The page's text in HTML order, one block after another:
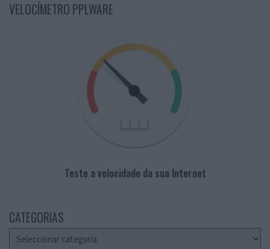
VELOCÍMETRO PPLWARE
Teste a velocidade da sua Internet
CATEGORIAS
Categorias